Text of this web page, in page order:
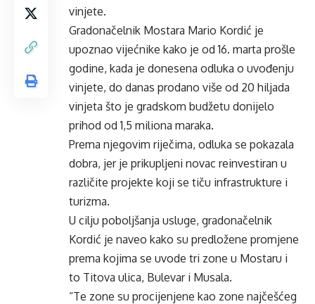
vinjete.
Gradonačelnik Mostara Mario Kordić je
upoznao vijećnike kako je od 16. marta prošle
godine, kada je donesena odluka o uvođenju
vinjete, do danas prodano više od 20 hiljada
vinjeta što je gradskom budžetu donijelo
prihod od 1,5 miliona maraka.
Prema njegovim riječima, odluka se pokazala
dobra, jer je prikupljeni novac reinvestiran u
različite projekte koji se tiču infrastrukture i
turizma.
U cilju poboljšanja usluge, gradonačelnik
Kordić je naveo kako su predložene promjene
prema kojima se uvode tri zone u Mostaru i
to Titova ulica, Bulevar i Musala.
“Te zone su procijenjene kao zone najčešćeg